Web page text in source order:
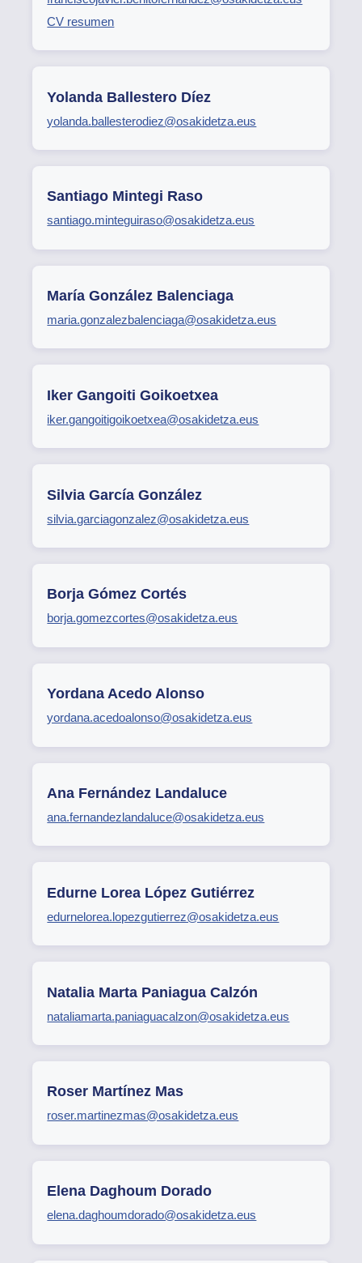
CV resumen
Yolanda Ballestero Díez
yolanda.ballesterodiez@osakidetza.eus
Santiago Mintegi Raso
santiago.minteguiraso@osakidetza.eus
María González Balenciaga
maria.gonzalezbalenciaga@osakidetza.eus
Iker Gangoiti Goikoetxea
iker.gangoitigoikoetxea@osakidetza.eus
Silvia García González
silvia.garciagonzalez@osakidetza.eus
Borja Gómez Cortés
borja.gomezcortes@osakidetza.eus
Yordana Acedo Alonso
yordana.acedoalonso@osakidetza.eus
Ana Fernández Landaluce
ana.fernandezlandaluce@osakidetza.eus
Edurne Lorea López Gutiérrez
edurnelorea.lopezgutierrez@osakidetza.eus
Natalia Marta Paniagua Calzón
nataliamarta.paniaguacalzon@osakidetza.eus
Roser Martínez Mas
roser.martinezmas@osakidetza.eus
Elena Daghoum Dorado
elena.daghoumdorado@osakidetza.eus